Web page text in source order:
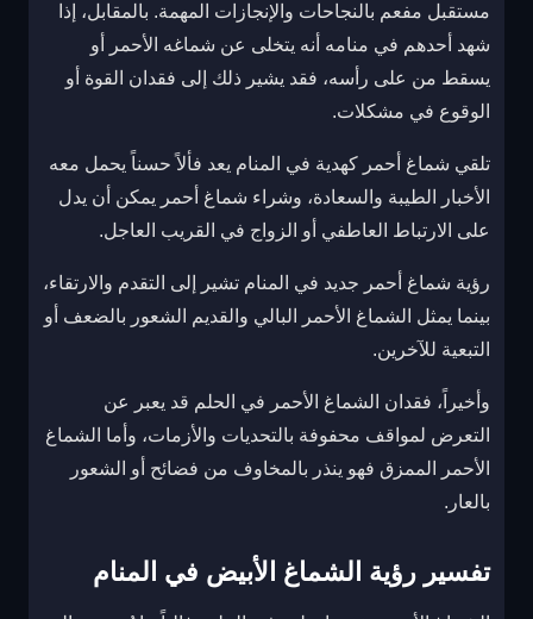
مستقبل مفعم بالنجاحات والإنجازات المهمة. بالمقابل، إذا
شهد أحدهم في منامه أنه يتخلى عن شماغه الأحمر أو
يسقط من على رأسه، فقد يشير ذلك إلى فقدان القوة أو
الوقوع في مشكلات.
تلقي شماغ أحمر كهدية في المنام يعد فألاً حسناً يحمل معه
الأخبار الطيبة والسعادة، وشراء شماغ أحمر يمكن أن يدل
على الارتباط العاطفي أو الزواج في القريب العاجل.
رؤية شماغ أحمر جديد في المنام تشير إلى التقدم والارتقاء،
بينما يمثل الشماغ الأحمر البالي والقديم الشعور بالضعف أو
التبعية للآخرين.
وأخيراً، فقدان الشماغ الأحمر في الحلم قد يعبر عن
التعرض لمواقف محفوفة بالتحديات والأزمات، وأما الشماغ
الأحمر الممزق فهو ينذر بالمخاوف من فضائح أو الشعور
بالعار.
تفسير رؤية الشماغ الأبيض في المنام